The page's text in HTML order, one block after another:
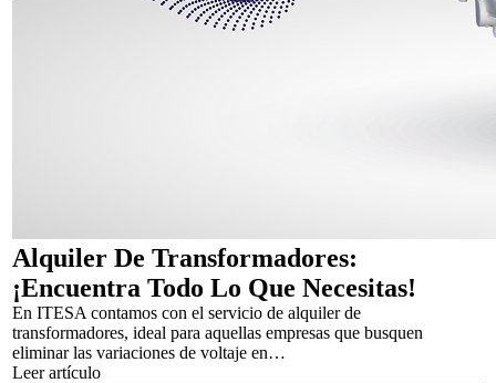
Alquiler De Transformadores:
¡Encuentra Todo Lo Que Necesitas!
En ITESA contamos con el servicio de alquiler de
transformadores, ideal para aquellas empresas que busquen
eliminar las variaciones de voltaje en…
Leer artículo